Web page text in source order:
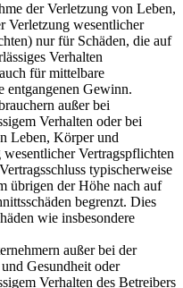
der Verletzung von Leben,
Verletzung wesentlicher
nur für Schäden, die auf
Verhalten
für mittelbare
entgangenen Gewinn.
außer bei
Verhalten oder bei
Leben, Körper und
Vertragspflichten
typischerweise
übrigen der Höhe nach auf
begrenzt. Dies
wie insbesondere
außer bei der
Gesundheit oder
Verhalten des Betreibers